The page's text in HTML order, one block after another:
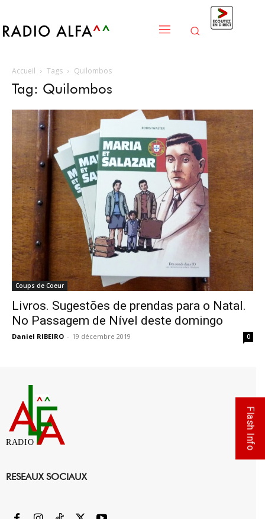
Accueil Tags Quilombos
Tag: Quilombos
Coups de Coeur
Livros. Sugestões de prendas para o Natal.
No Passagem de Nível deste domingo
Daniel RIBEIRO - 19 décembre 2019 0
RADIO
RESEAUX SOCIAUX
Flash Info